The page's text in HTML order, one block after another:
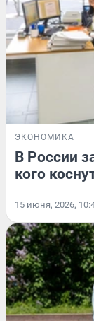
ЭКОНОМИКА
В России
кого
15 июня, 2026,